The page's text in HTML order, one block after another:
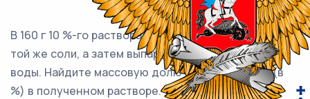
В 160 г 10 %-го раствора нитрата натрия внесли 8 г
той же соли, а затем выпарили из него половину
воды. Найдите массовую долю нитрата натрия (в
%) в полученном растворе. (Запишите число с